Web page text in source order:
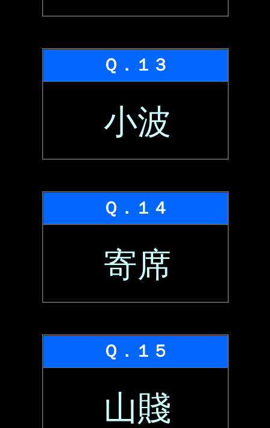
Ｑ．１３
小波
Ｑ．１４
寄席
Ｑ．１５
山賤